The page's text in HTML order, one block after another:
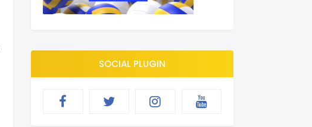
SOCIAL PLUGIN